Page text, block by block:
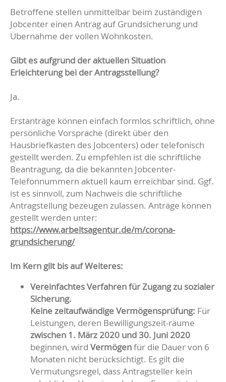
Betroffene stellen unmittelbar beim zuständigen
Jobcenter einen Antrag auf Grundsicherung und
Übernahme der vollen Wohnkosten.
Gibt es aufgrund der aktuellen Situation
Erleichterung bei der Antragsstellung?
Ja.
Erstanträge können einfach formlos schriftlich, ohne
persönliche Vorsprache (direkt über den
Hausbriefkasten des Jobcenters) oder telefonisch
gestellt werden. Zu empfehlen ist die schriftliche
Beantragung, da die bekannten Jobcenter-
Telefonnummern aktuell kaum erreichbar sind. Ggf.
ist es sinnvoll, zum Nachweis die schriftliche
Antragstellung bezeugen zulassen. Anträge können
gestellt werden unter:
https://www.arbeitsagentur.de/m/corona-
grundsicherung/
Im Kern gilt bis auf Weiteres:
Vereinfachtes Verfahren für Zugang zu sozialer
Sicherung.
Keine zeitaufwändige Vermögensprüfung: Für
Leistungen, deren Bewilligungszeit-räume
zwischen 1. März 2020 und 30. Juni 2020
beginnen, wird Vermögenfür die Dauer von 6
Monaten nicht berücksichtigt. Es gilt die
Vermutungsregel, dass Antragsteller kein